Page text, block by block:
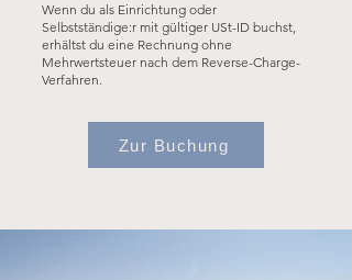
Wenn du als Einrichtung oder
Selbstständige:r mit gültiger USt-ID buchst,
erhältst du eine Rechnung ohne
Mehrwertsteuer nach dem Reverse-Charge-
Verfahren.
Zur Buchung